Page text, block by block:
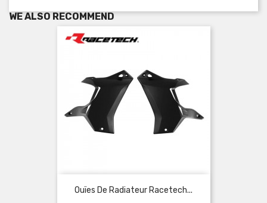
WE ALSO RECOMMEND
Ouïes De Radiateur Racetech...